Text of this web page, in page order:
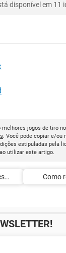
disponível em 11
jogos de tiro
. Você pode copiar e/ou
estipuladas pela
utilizar este artigo.
Como